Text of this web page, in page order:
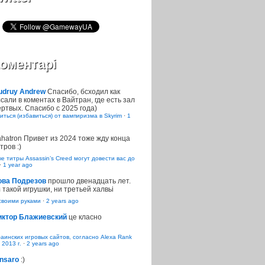
Andrew Спасибо, бсходил как
в коментах в Вайтран, где есть зал
Спасибо с 2025 года)
(избавиться) от вампиризма в Skyrim · 1
Привет из 2024 тоже жду конца
:)
титры Assassin’s Creed могут довести вас до
· 1 year ago
Подрезов прошло двенадцать лет.
такой игрушки, ни третьей халвьі
руками · 2 years ago
Блажиевский це класно
игровых сайтов, согласно Alexa Rank
г. · 2 years ago
:)